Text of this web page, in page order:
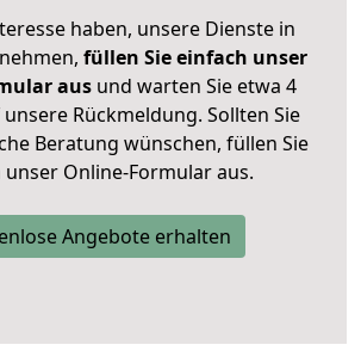
haben, unsere Dienste in
füllen Sie einfach unser
ausund warten Sie etwa 4
Rückmeldung. Sollten Sie
Beratung wünschen, füllen Sie
Online-Formular aus.
Angebote erhalten